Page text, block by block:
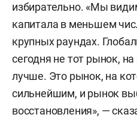
избирательно. «Мы
капитала в меньшем
крупных раундах.
сегодня не тот рынок,
лучше. Это рынок, на
сильнейшим, и рынок
восстановления», —